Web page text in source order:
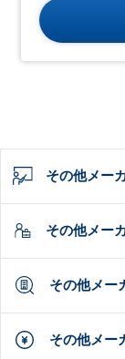
その他メー
その他メー
その他メー
その他メー